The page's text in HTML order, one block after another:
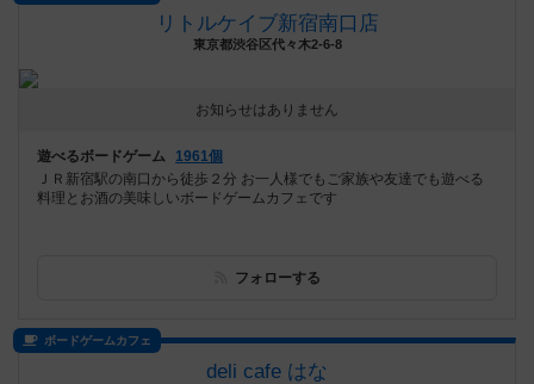
リトルケイブ新宿南口店
東京都渋谷区代々木2-6-8
お知らせはありません
遊べるボードゲーム
1961個
ＪＲ新宿駅の南口から徒歩２分 お一人様でもご家族や友達でも遊べる
料理とお酒の美味しいボードゲームカフェです
フォローする
ボードゲームカフェ
deli cafe はな